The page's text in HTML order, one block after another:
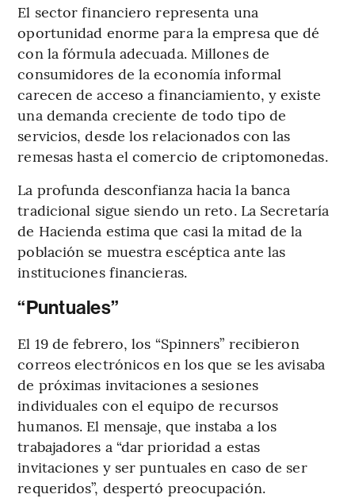
El sector financiero representa una
oportunidad enorme para la empresa que dé
con la fórmula adecuada. Millones de
consumidores de la economía informal
carecen de acceso a financiamiento, y existe
una demanda creciente de todo tipo de
servicios, desde los relacionados con las
remesas hasta el comercio de criptomonedas.
La profunda desconfianza hacia la banca
tradicional sigue siendo un reto. La Secretaría
de Hacienda estima que casi la mitad de la
población se muestra escéptica ante las
instituciones financieras.
“Puntuales”
El 19 de febrero, los “Spinners” recibieron
correos electrónicos en los que se les avisaba
de próximas invitaciones a sesiones
individuales con el equipo de recursos
humanos. El mensaje, que instaba a los
trabajadores a “dar prioridad a estas
invitaciones y ser puntuales en caso de ser
requeridos”, despertó preocupación.